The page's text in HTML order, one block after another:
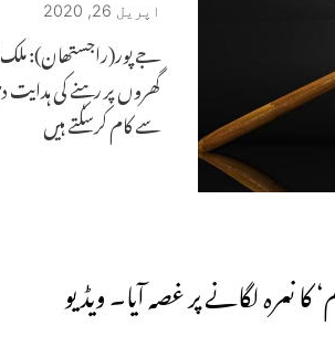
اپریل 26, 2020
گھروں پر رہنے کی
سے کام کرسکتے ہیں
نعرہ لگانے پر غصہ آیا۔ ویڈیو